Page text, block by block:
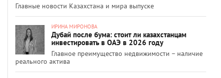
Главные новости Казахстана и мира выпуске
ИРИНА МИРОНОВА
Дубай после бума: стоит ли казахстанцам
инвестировать в ОАЭ в 2026 году
Главное преимущество недвижимости – наличие
реального актива